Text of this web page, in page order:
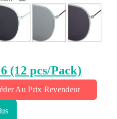
(12 pcs/Pack)
Au Prix Revendeur